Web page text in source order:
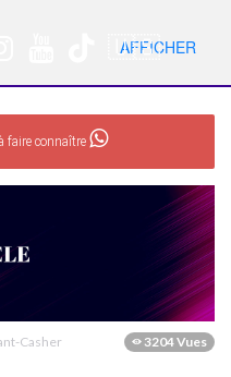
🇺🇸 Nav
faire connaître
Casher 3204 Vues
AFFICHER